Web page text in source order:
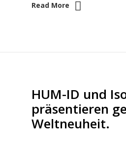
Read More
HUM-ID und
präsentieren
Weltneuheit.